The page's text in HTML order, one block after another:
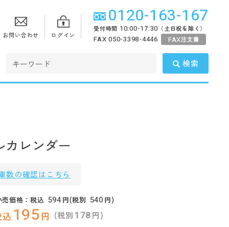
お問い合わせ ログイン
0120-163-167
受付時間 10:00-17:30 （土日祝を除く）
FAX 050-3398-4446 FAX注文書
検索
カレンダー
数の確認はこちら
価格：税込 594 円(税別 540 円)
込 195円 (税別 178円)